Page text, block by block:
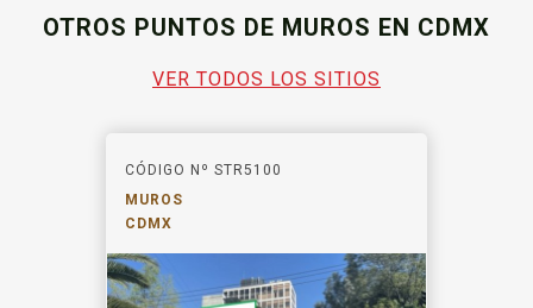
OTROS PUNTOS DE MUROS EN CDMX
VER TODOS LOS SITIOS
CÓDIGO Nº STR5100
MUROS
CDMX